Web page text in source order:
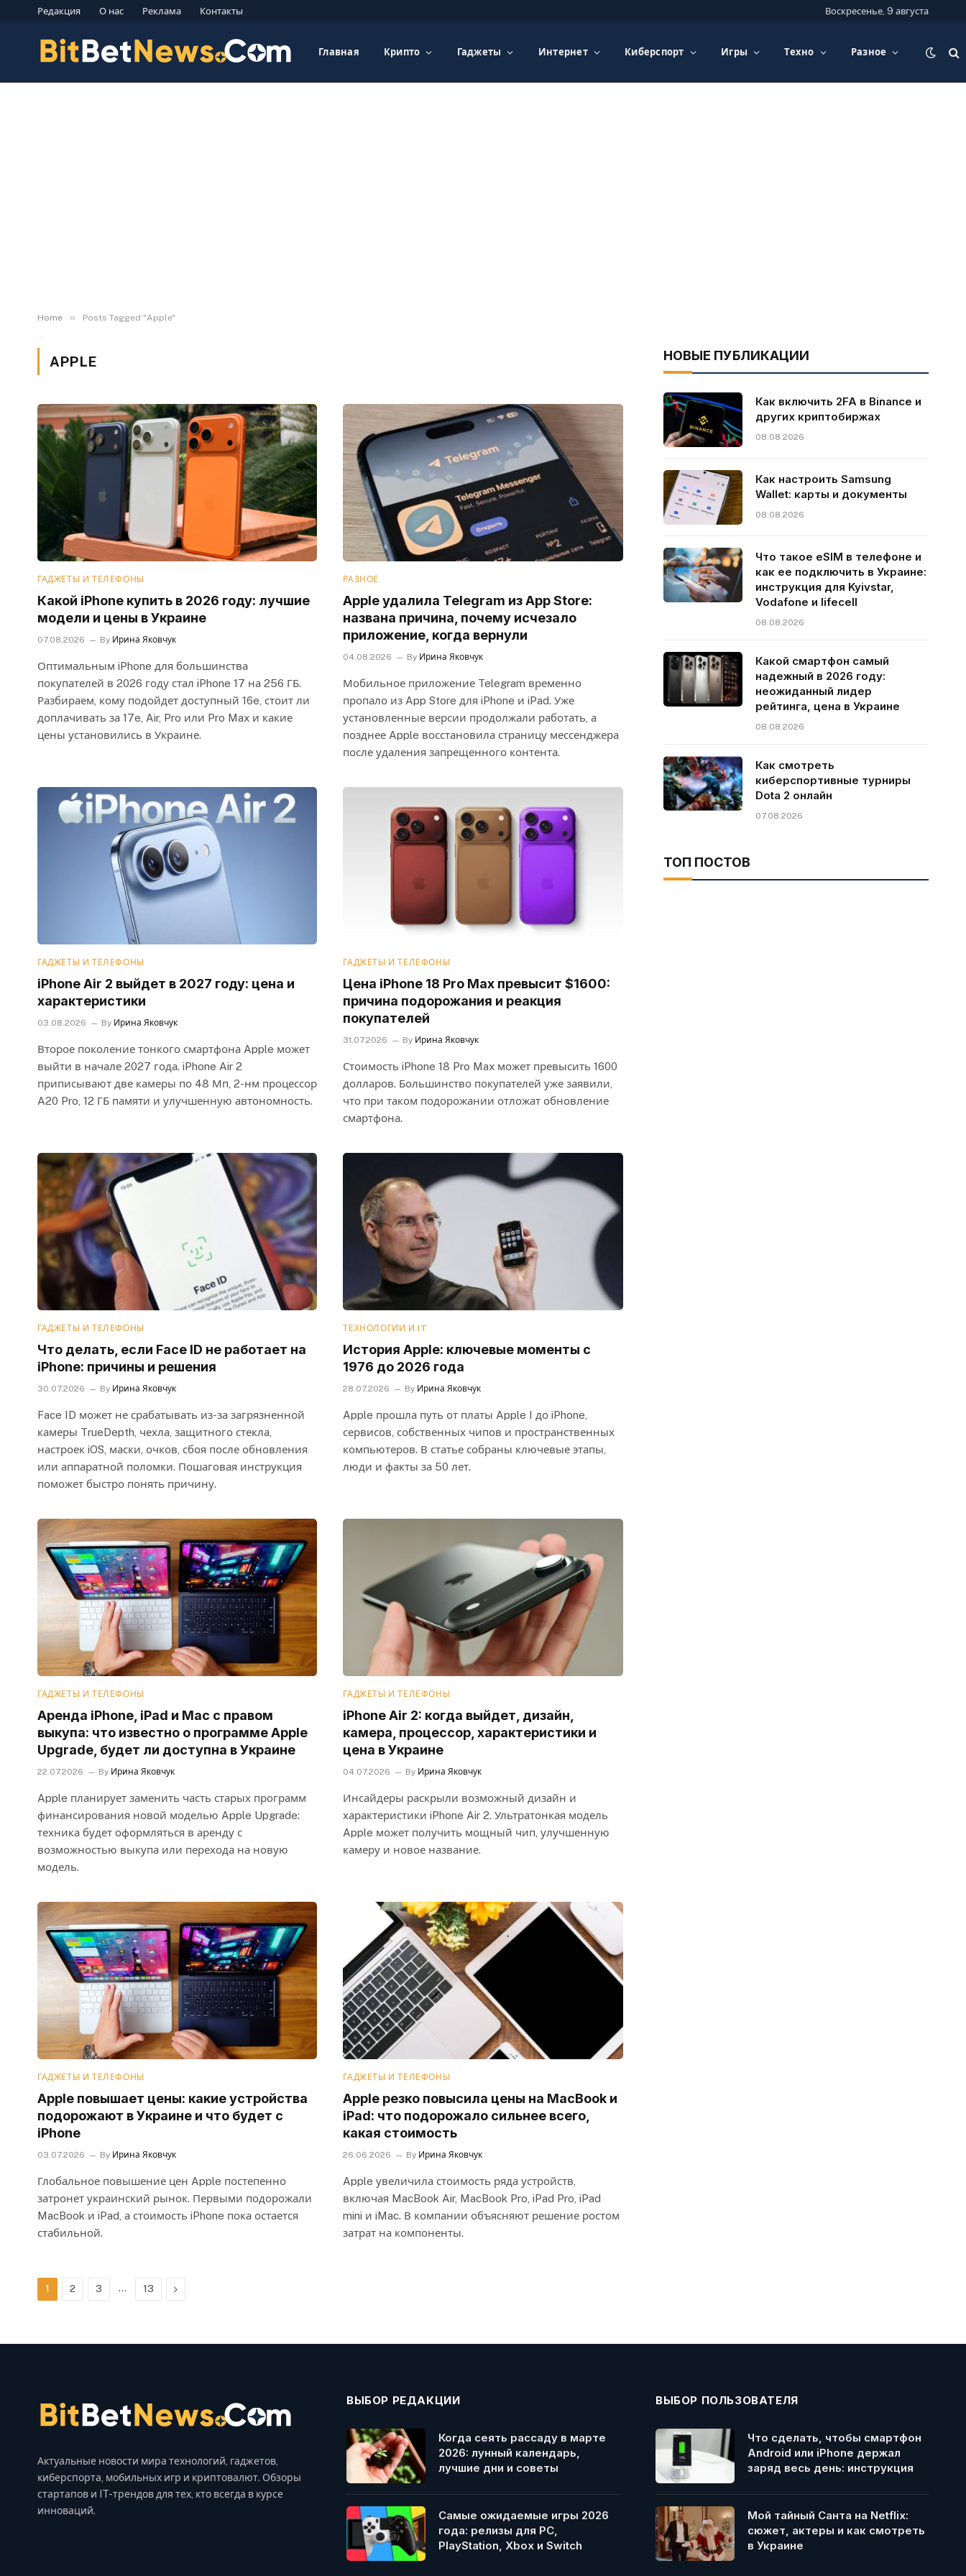
Редакция О нас Реклама Контакты Воскресенье, 9 августа
Главная Крипто Гаджеты Интернет Киберспорт Игры Техно Разное
Home » Posts Tagged "Apple"
APPLE
ГАДЖЕТЫ И ТЕЛЕФОНЫ
Какой iPhone купить в 2026 году: лучшие
модели и цены в Украине
07.08.2026 By Ирина Яковчук
Оптимальным iPhone для большинства
покупателей в 2026 году стал iPhone 17 на 256 ГБ.
Разбираем, кому подойдет доступный 16e, стоит ли
доплачивать за 17e, Air, Pro или Pro Max и какие
цены установились в Украине.
РАЗНОЕ
Apple удалила Telegram из App Store:
названа причина, почему исчезало
приложение, когда вернули
04.08.2026 By Ирина Яковчук
Мобильное приложение Telegram временно
пропало из App Store для iPhone и iPad. Уже
установленные версии продолжали работать, а
позднее Apple восстановила страницу мессенджера
после удаления запрещенного контента.
ГАДЖЕТЫ И ТЕЛЕФОНЫ
iPhone Air 2 выйдет в 2027 году: цена и
характеристики
03.08.2026 By Ирина Яковчук
Второе поколение тонкого смартфона Apple может
выйти в начале 2027 года. iPhone Air 2
приписывают две камеры по 48 Мп, 2-нм процессор
A20 Pro, 12 ГБ памяти и улучшенную автономность.
ГАДЖЕТЫ И ТЕЛЕФОНЫ
Цена iPhone 18 Pro Max превысит $1600:
причина подорожания и реакция
покупателей
31.07.2026 By Ирина Яковчук
Стоимость iPhone 18 Pro Max может превысить 1600
долларов. Большинство покупателей уже заявили,
что при таком подорожании отложат обновление
смартфона.
ГАДЖЕТЫ И ТЕЛЕФОНЫ
Что делать, если Face ID не работает на
iPhone: причины и решения
30.07.2026 By Ирина Яковчук
Face ID может не срабатывать из-за загрязненной
камеры TrueDepth, чехла, защитного стекла,
настроек iOS, маски, очков, сбоя после обновления
или аппаратной поломки. Пошаговая инструкция
поможет быстро понять причину.
ТЕХНОЛОГИИ И IT
История Apple: ключевые моменты с
1976 до 2026 года
28.07.2026 By Ирина Яковчук
Apple прошла путь от платы Apple I до iPhone,
сервисов, собственных чипов и пространственных
компьютеров. В статье собраны ключевые этапы,
люди и факты за 50 лет.
ГАДЖЕТЫ И ТЕЛЕФОНЫ
Аренда iPhone, iPad и Mac с правом
выкупа: что известно о программе Apple
Upgrade, будет ли доступна в Украине
22.07.2026 By Ирина Яковчук
Apple планирует заменить часть старых программ
финансирования новой моделью Apple Upgrade:
техника будет оформляться в аренду с
возможностью выкупа или перехода на новую
модель.
ГАДЖЕТЫ И ТЕЛЕФОНЫ
iPhone Air 2: когда выйдет, дизайн,
камера, процессор, характеристики и
цена в Украине
04.07.2026 By Ирина Яковчук
Инсайдеры раскрыли возможный дизайн и
характеристики iPhone Air 2. Ультратонкая модель
Apple может получить мощный чип, улучшенную
камеру и новое название.
ГАДЖЕТЫ И ТЕЛЕФОНЫ
Apple повышает цены: какие устройства
подорожают в Украине и что будет с
iPhone
03.07.2026 By Ирина Яковчук
Глобальное повышение цен Apple постепенно
затронет украинский рынок. Первыми подорожали
MacBook и iPad, а стоимость iPhone пока остается
стабильной.
ГАДЖЕТЫ И ТЕЛЕФОНЫ
Apple резко повысила цены на MacBook и
iPad: что подорожало сильнее всего,
какая стоимость
26.06.2026 By Ирина Яковчук
Apple увеличила стоимость ряда устройств,
включая MacBook Air, MacBook Pro, iPad Pro, iPad
mini и iMac. В компании объясняют решение ростом
затрат на компоненты.
1 2 3 … 13 Next
НОВЫЕ ПУБЛИКАЦИИ
Как включить 2FA в Binance и
других криптобиржах
08.08.2026
Как настроить Samsung
Wallet: карты и документы
08.08.2026
Что такое eSIM в телефоне и
как ее подключить в Украине:
инструкция для Kyivstar,
Vodafone и lifecell
08.08.2026
Какой смартфон самый
надежный в 2026 году:
неожиданный лидер
рейтинга, цена в Украине
08.08.2026
Как смотреть
киберспортивные турниры
Dota 2 онлайн
07.08.2026
ТОП ПОСТОВ
Актуальные новости мира технологий, гаджетов,
киберспорта, мобильных игр и криптовалют. Обзоры
стартапов и IT-трендов для тех, кто всегда в курсе
инноваций.
ВЫБОР РЕДАКЦИИ
Когда сеять рассаду в марте
2026: лунный календарь,
лучшие дни и советы
Самые ожидаемые игры 2026
года: релизы для PC,
PlayStation, Xbox и Switch
ВЫБОР ПОЛЬЗОВАТЕЛЯ
Что сделать, чтобы смартфон
Android или iPhone держал
заряд весь день: инструкция
Мой тайный Санта на Netflix:
сюжет, актеры и как смотреть
в Украине